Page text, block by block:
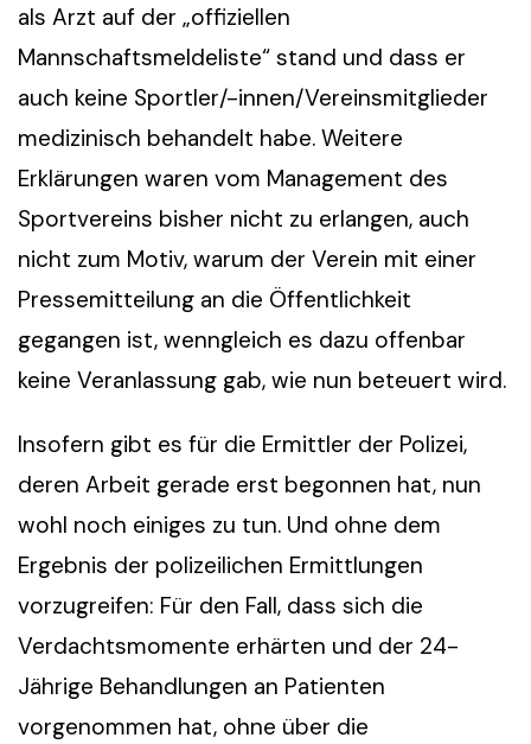
als Arzt auf der „offiziellen
Mannschaftsmeldeliste“ stand und dass er
auch keine Sportler/-innen/Vereinsmitglieder
medizinisch behandelt habe. Weitere
Erklärungen waren vom Management des
Sportvereins bisher nicht zu erlangen, auch
nicht zum Motiv, warum der Verein mit einer
Pressemitteilung an die Öffentlichkeit
gegangen ist, wenngleich es dazu offenbar
keine Veranlassung gab, wie nun beteuert wird.
Insofern gibt es für die Ermittler der Polizei,
deren Arbeit gerade erst begonnen hat, nun
wohl noch einiges zu tun. Und ohne dem
Ergebnis der polizeilichen Ermittlungen
vorzugreifen: Für den Fall, dass sich die
Verdachtsmomente erhärten und der 24-
Jährige Behandlungen an Patienten
vorgenommen hat, ohne über die